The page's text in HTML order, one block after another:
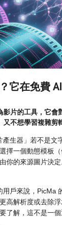
它在免費
片的工具，它
不想學習複雜剪
生器」若不是文
擇一個動態模板
你的來源圖片決
戶來說，PicMa
高解析度或去除
了解，這不是一